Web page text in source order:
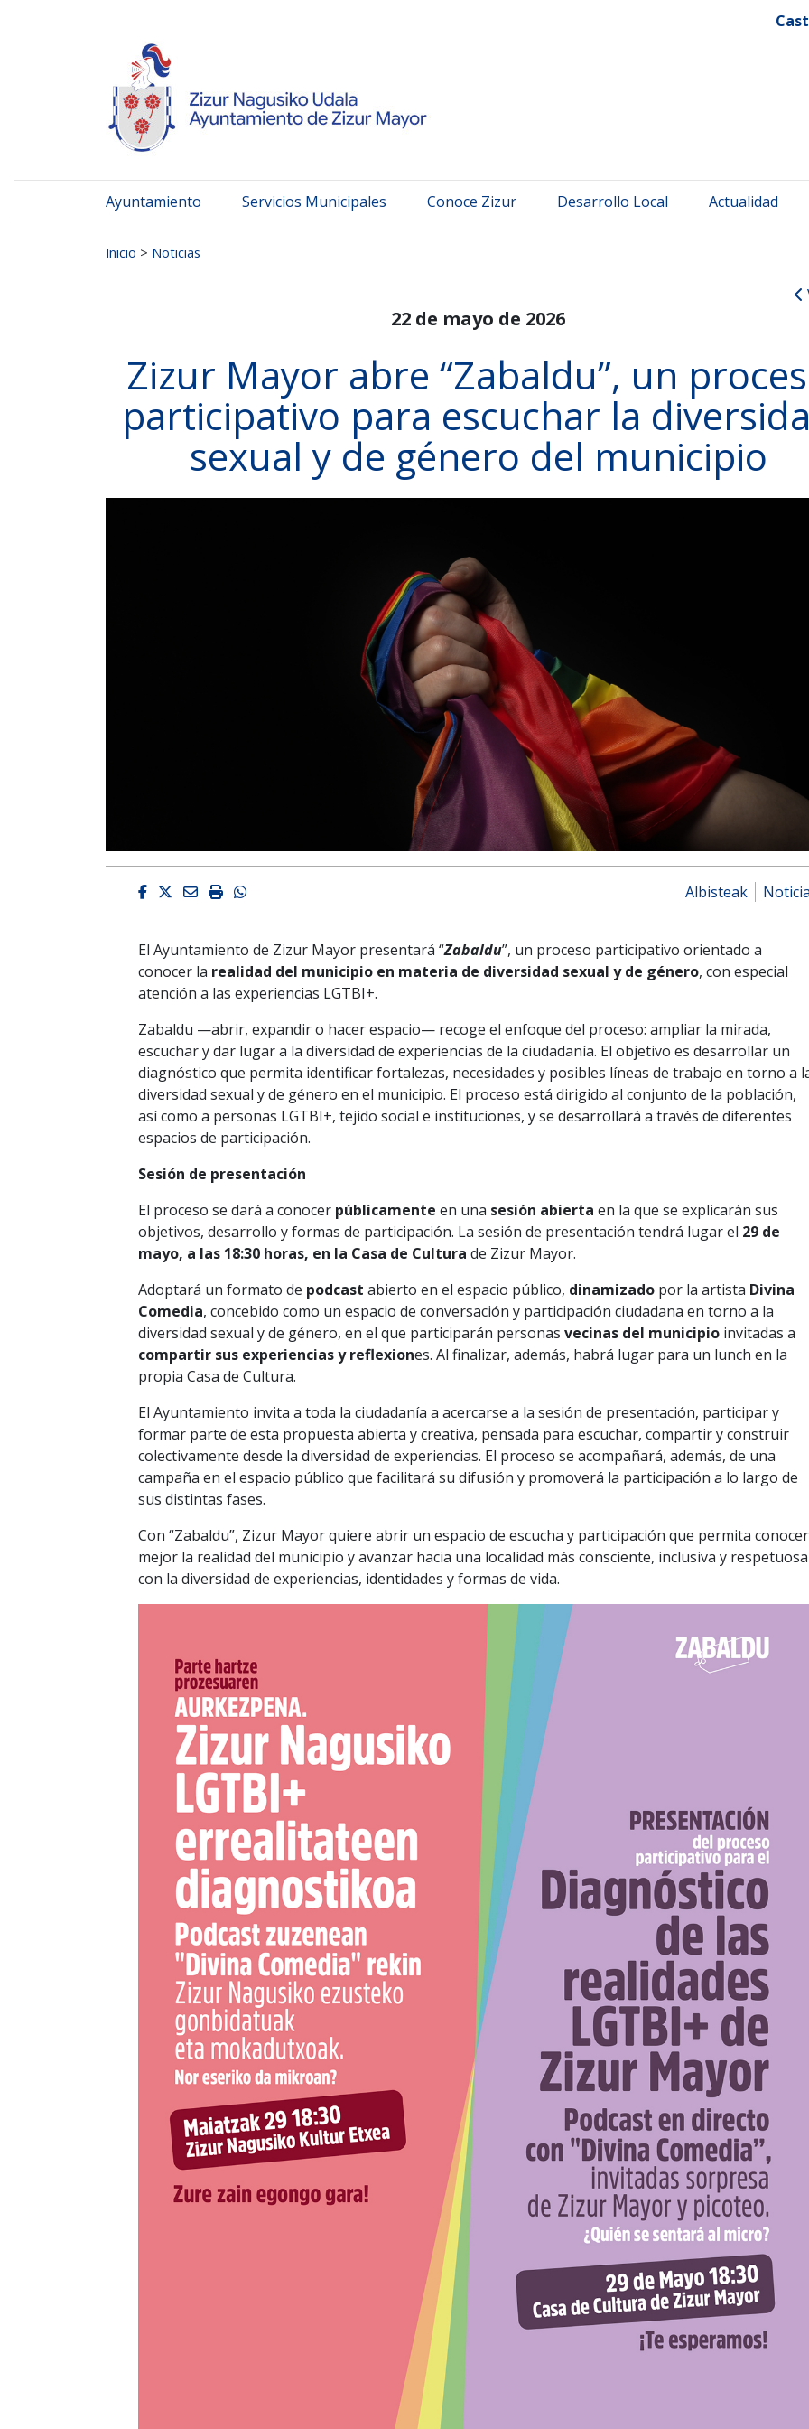
Ayuntamiento Servicios Municipales Conoce Zizur Desarrollo Local Actualidad
Inicio > Noticias
22 de mayo de 2026
Zizur Mayor abre “Zabaldu”, un
participativo para escuchar la
sexual y de género del municipio
Facebook
Twitter
EmailImprimirWhatsapp Albisteak
El Ayuntamiento de Zizur Mayor presentará “Zabaldu”, un proceso participativo orientado a
conocer la realidad del municipio en materia de diversidad sexual y de género, con especial
atención a las experiencias LGTBI+.
Zabaldu —abrir, expandir o hacer espacio— recoge el enfoque del proceso: ampliar la mirada,
escuchar y dar lugar a la diversidad de experiencias de la ciudadanía. El objetivo es desarrollar un
diagnóstico que permita identificar fortalezas, necesidades y posibles líneas de trabajo en torno a
diversidad sexual y de género en el municipio. El proceso está dirigido al conjunto de la población,
así como a personas LGTBI+, tejido social e instituciones, y se desarrollará a través de diferentes
espacios de participación.
Sesión de presentación
El proceso se dará a conocer públicamente en una sesión abierta en la que se explicarán sus
objetivos, desarrollo y formas de participación. La sesión de presentación tendrá lugar el 29 de
mayo, a las 18:30 horas, en la Casa de Cultura de Zizur Mayor.
Adoptará un formato de podcast abierto en el espacio público, dinamizadopor la artista Divina
Comedia, concebido como un espacio de conversación y participación ciudadana en torno a la
diversidad sexual y de género, en el que participarán personas vecinas del municipioinvitadas a
compartir sus experiencias y reflexiones. Al finalizar, además, habrá lugar para un lunch en la
propia Casa de Cultura.
El Ayuntamiento invita a toda la ciudadanía a acercarse a la sesión de presentación, participar y
formar parte de esta propuesta abierta y creativa, pensada para escuchar, compartir y construir
colectivamente desde la diversidad de experiencias. El proceso se acompañará, además, de una
campaña en el espacio público que facilitará su difusión y promoverá la participación a lo largo de
sus distintas fases.
Con “Zabaldu”, Zizur Mayor quiere abrir un espacio de escucha y participación que permita conocer
mejor la realidad del municipio y avanzar hacia una localidad más consciente, inclusiva y respetuosa
con la diversidad de experiencias, identidades y formas de vida.